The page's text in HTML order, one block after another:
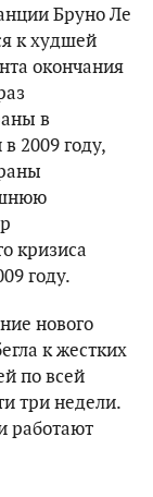
Бруно Ле
к худшей
окончания
в
2009 году,
кризиса
году.
нового
к жестких
по всей
три недели.
работают